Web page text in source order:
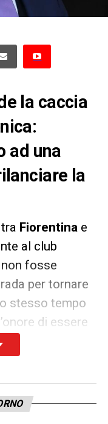
la caccia
ad una
la
Fiorentina e
al club
fosse
per tornare
stesso tempo
di essere
la più bella
e che fa da
Fiorentina di un
e bella che era